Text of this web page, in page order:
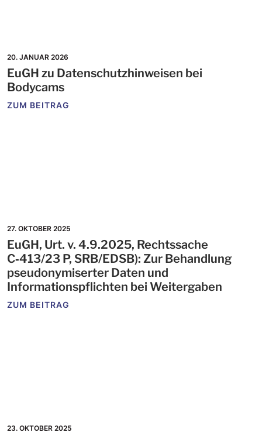
20. JANUAR 2026
EuGH zu Datenschutzhinweisen bei
Bodycams
ZUM BEITRAG
27. OKTOBER 2025
EuGH, Urt. v. 4.9.2025, Rechtssache
C‑413/23 P, SRB/EDSB): Zur Behandlung
pseudonymiserter Daten und
Informationspflichten bei Weitergaben
ZUM BEITRAG
23. OKTOBER 2025